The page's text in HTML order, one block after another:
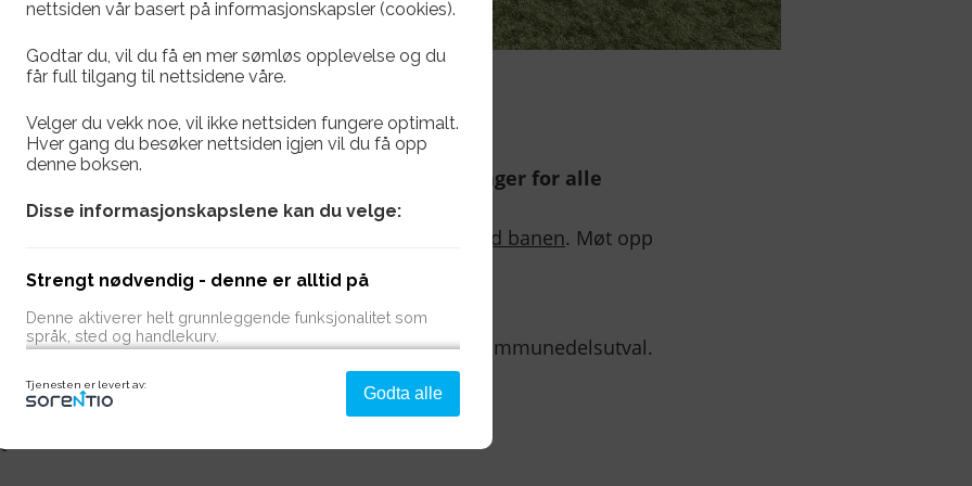
18.06.2026
Herd arrangere ferieproff / gratis treninger for alle
10-14 år.
starter førstkommende
Mandag 22 Juni kl 10 på Herd banen. Møt opp
og sportslig opplevelse for alle deltakerne.
Gode og mange instruktører.
vårt Gjensididige og Spjelkavik, Åse og Lerstad kommunedelsutval.
nettsiden vår basert på informasjonskapsler (cookies).
Godtar du, vil du få en mer sømløs opplevelse og du
får full tilgang til nettsidene våre.
Velger du vekk noe, vil ikke nettsiden fungere optimalt.
Hver gang du besøker nettsiden igjen vil du få opp
denne boksen.
Disse informasjonskapslene kan du velge:
Strengt nødvendig - denne er alltid på
Denne aktiverer helt grunnleggende funksjonalitet som
språk, sted og handlekurv.
Analyse og ytelse
hvordan du bruker nettsiden vår slik at vi hele tiden kan
Tjenesten er levert av: Godta alle